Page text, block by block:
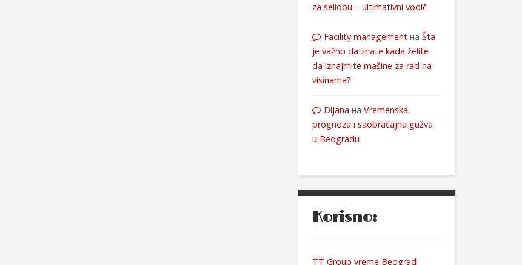
za selidbu – ultimativni vodič
Facility management наŠta
je važno da znate kada želite
da iznajmite mašine za rad na
visinama?
Dijana наVremenska
prognoza i saobraćajna gužva
u Beogradu
Korisno:
TT Group vreme Beograd